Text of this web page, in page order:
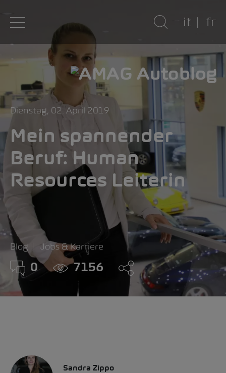
it fr
Dienstag, 02. April 2019
Mein spannender
Beruf: Human
Resources Leiterin
Blog Jobs & Karriere
0 7156
Sandra Zippo